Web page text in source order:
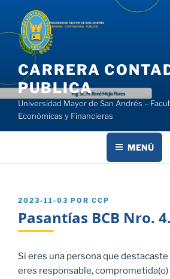
contenido
CARRERA
PUBLICA
Universidad Mayor de San Andrés –
Económicas y Financieras
MENÚ
PUBLICADO
2023-11-03 POR CCP
Pasantías BCB Nro.
Si eres una persona que
eres responsable,